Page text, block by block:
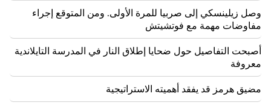
وصل زيلينسكي إلى صربيا للمرة الأولى. ومن المتوقع إجراء
مفاوضات مهمة مع فوتشيتش
أصبحت التفاصيل حول ضحايا إطلاق النار في المدرسة التايلاندية
معروفة
مضيق هرمز قد يفقد أهميته الاستراتيجية